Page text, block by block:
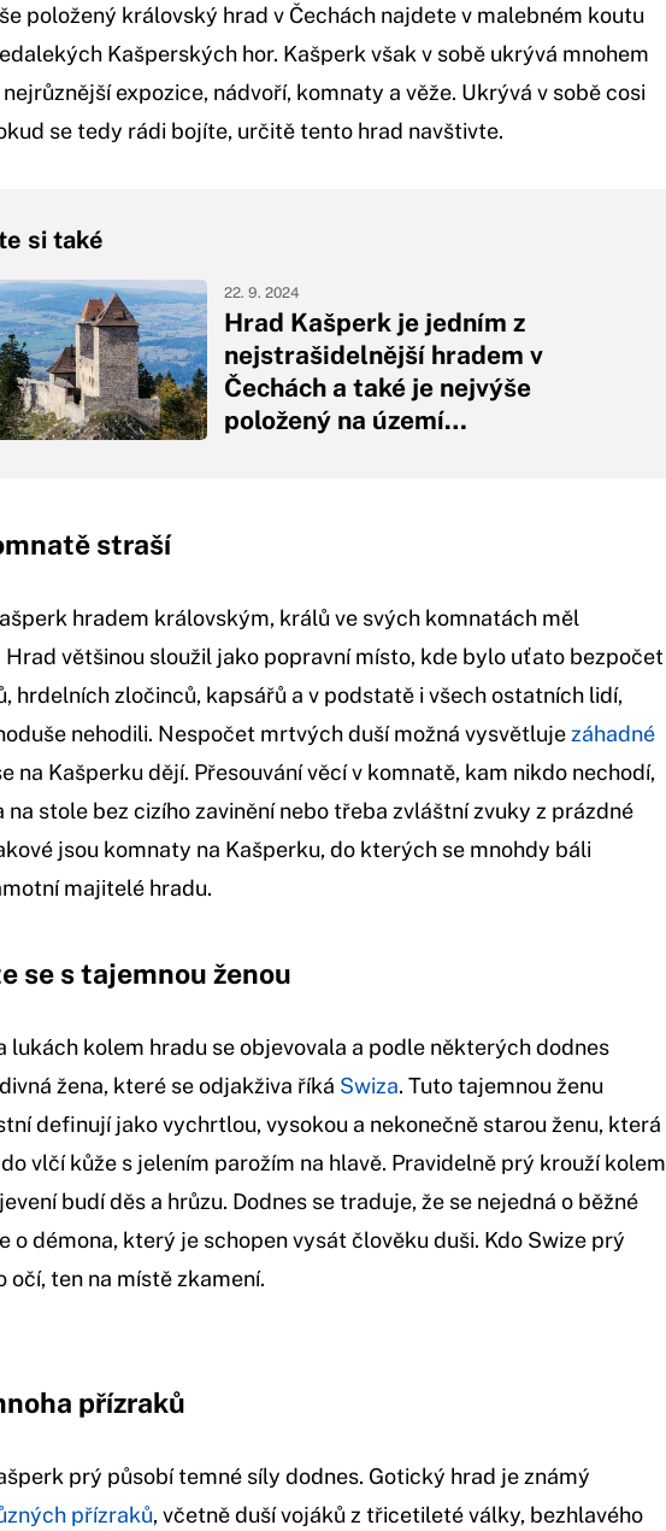
položený královský hrad v Čechách najdete v malebném koutu
Kašperských hor. Kašperk však v sobě ukrývá mnohem
expozice, nádvoří, komnaty a věže. Ukrývá v sobě cosi
se tedy rádi bojíte, určitě tento hrad navštivte.
si také
Hrad Kašperk je jedním z
nejstrašidelnější hradem v
Čechách a také je nejvýše
položený na území…
22. 9. 2024
straší
hradem královským, králů ve svých komnatách měl
Hrad většinou sloužil jako popravní místo, kde bylo uťato bezpočet
hrdelních zločinců, kapsářů a v podstatě i všech ostatních lidí,
nehodili. Nespočet mrtvých duší možná vysvětlujezáhadné
na Kašperku dějí. Přesouvání věcí v komnatě, kam nikdo nechodí,
na stole bez cizího zavinění nebo třeba zvláštní zvuky z prázdné
jsou komnaty na Kašperku, do kterých se mnohdy báli
majitelé hradu.
se s tajemnou ženou
lukách kolem hradu se objevovala a podle některých dodnes
žena, které se odjakživa říká Swiza. Tuto tajemnou ženu
definují jako vychrtlou, vysokou a nekonečně starou ženu, která
vlčí kůže s jelením parožím na hlavě. Pravidelně prý krouží kolem
budí děs a hrůzu. Dodnes se traduje, že se nejedná o běžné
o démona, který je schopen vysát člověku duši. Kdo Swize prý
očí, ten na místě zkamení.
přízraků
prý působí temné síly dodnes. Gotický hrad je známý
přízraků, včetně duší vojáků z třicetileté války, bezhlavého